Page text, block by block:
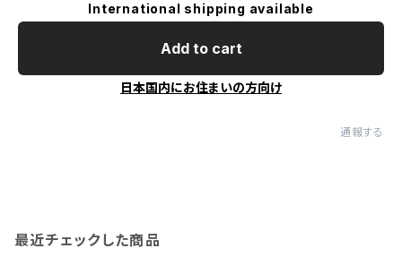
International shipping available
Add to cart
日本国内にお住まいの方向け
通報する
最近チェックした商品